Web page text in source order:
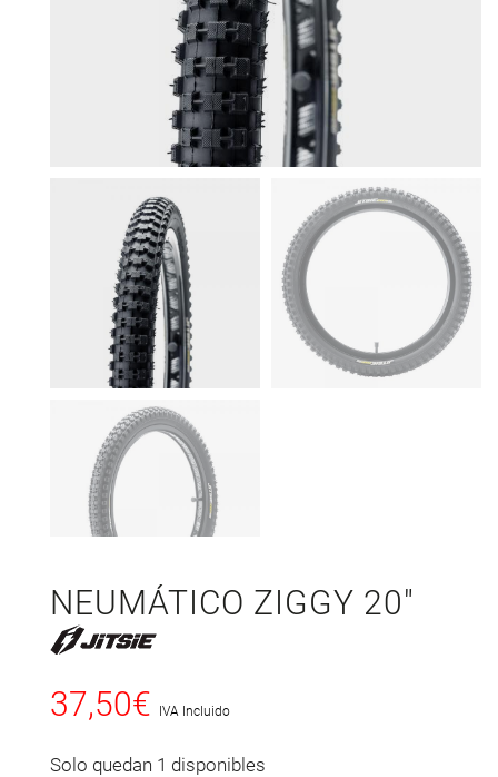
NEUMÁTICO ZIGGY 20″
37,50€ IVA Incluido
Solo quedan 1 disponibles